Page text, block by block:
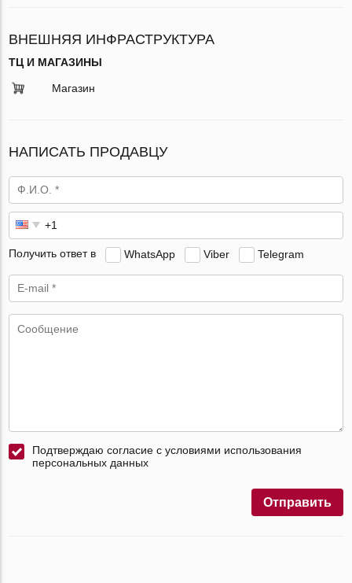
ВНЕШНЯЯ ИНФРАСТРУКТУРА
ТЦ И МАГАЗИНЫ
Магазин
НАПИСАТЬ ПРОДАВЦУ
Получить ответ в WhatsApp Viber Telegram
Подтверждаю согласие с условиями использования
персональных данных
Отправить